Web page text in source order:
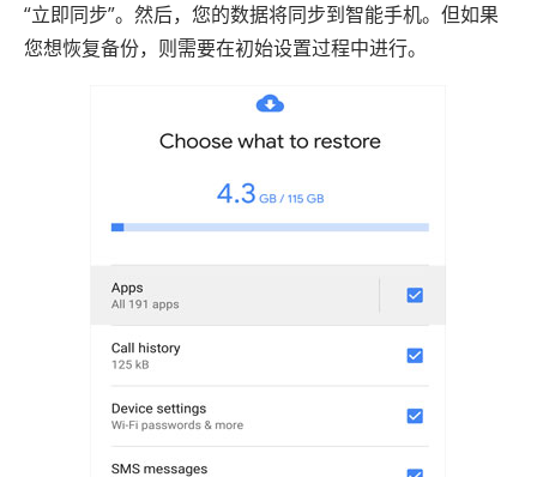
“立即同步”。然后，您的数据将同步到智能手机。但如果
您想恢复备份，则需要在初始设置过程中进行。